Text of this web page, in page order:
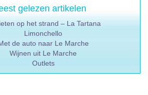
gelezen artikelen
op het strand – La Tartana
Limonchello
de auto naar Le Marche
Wijnen uit Le Marche
Outlets